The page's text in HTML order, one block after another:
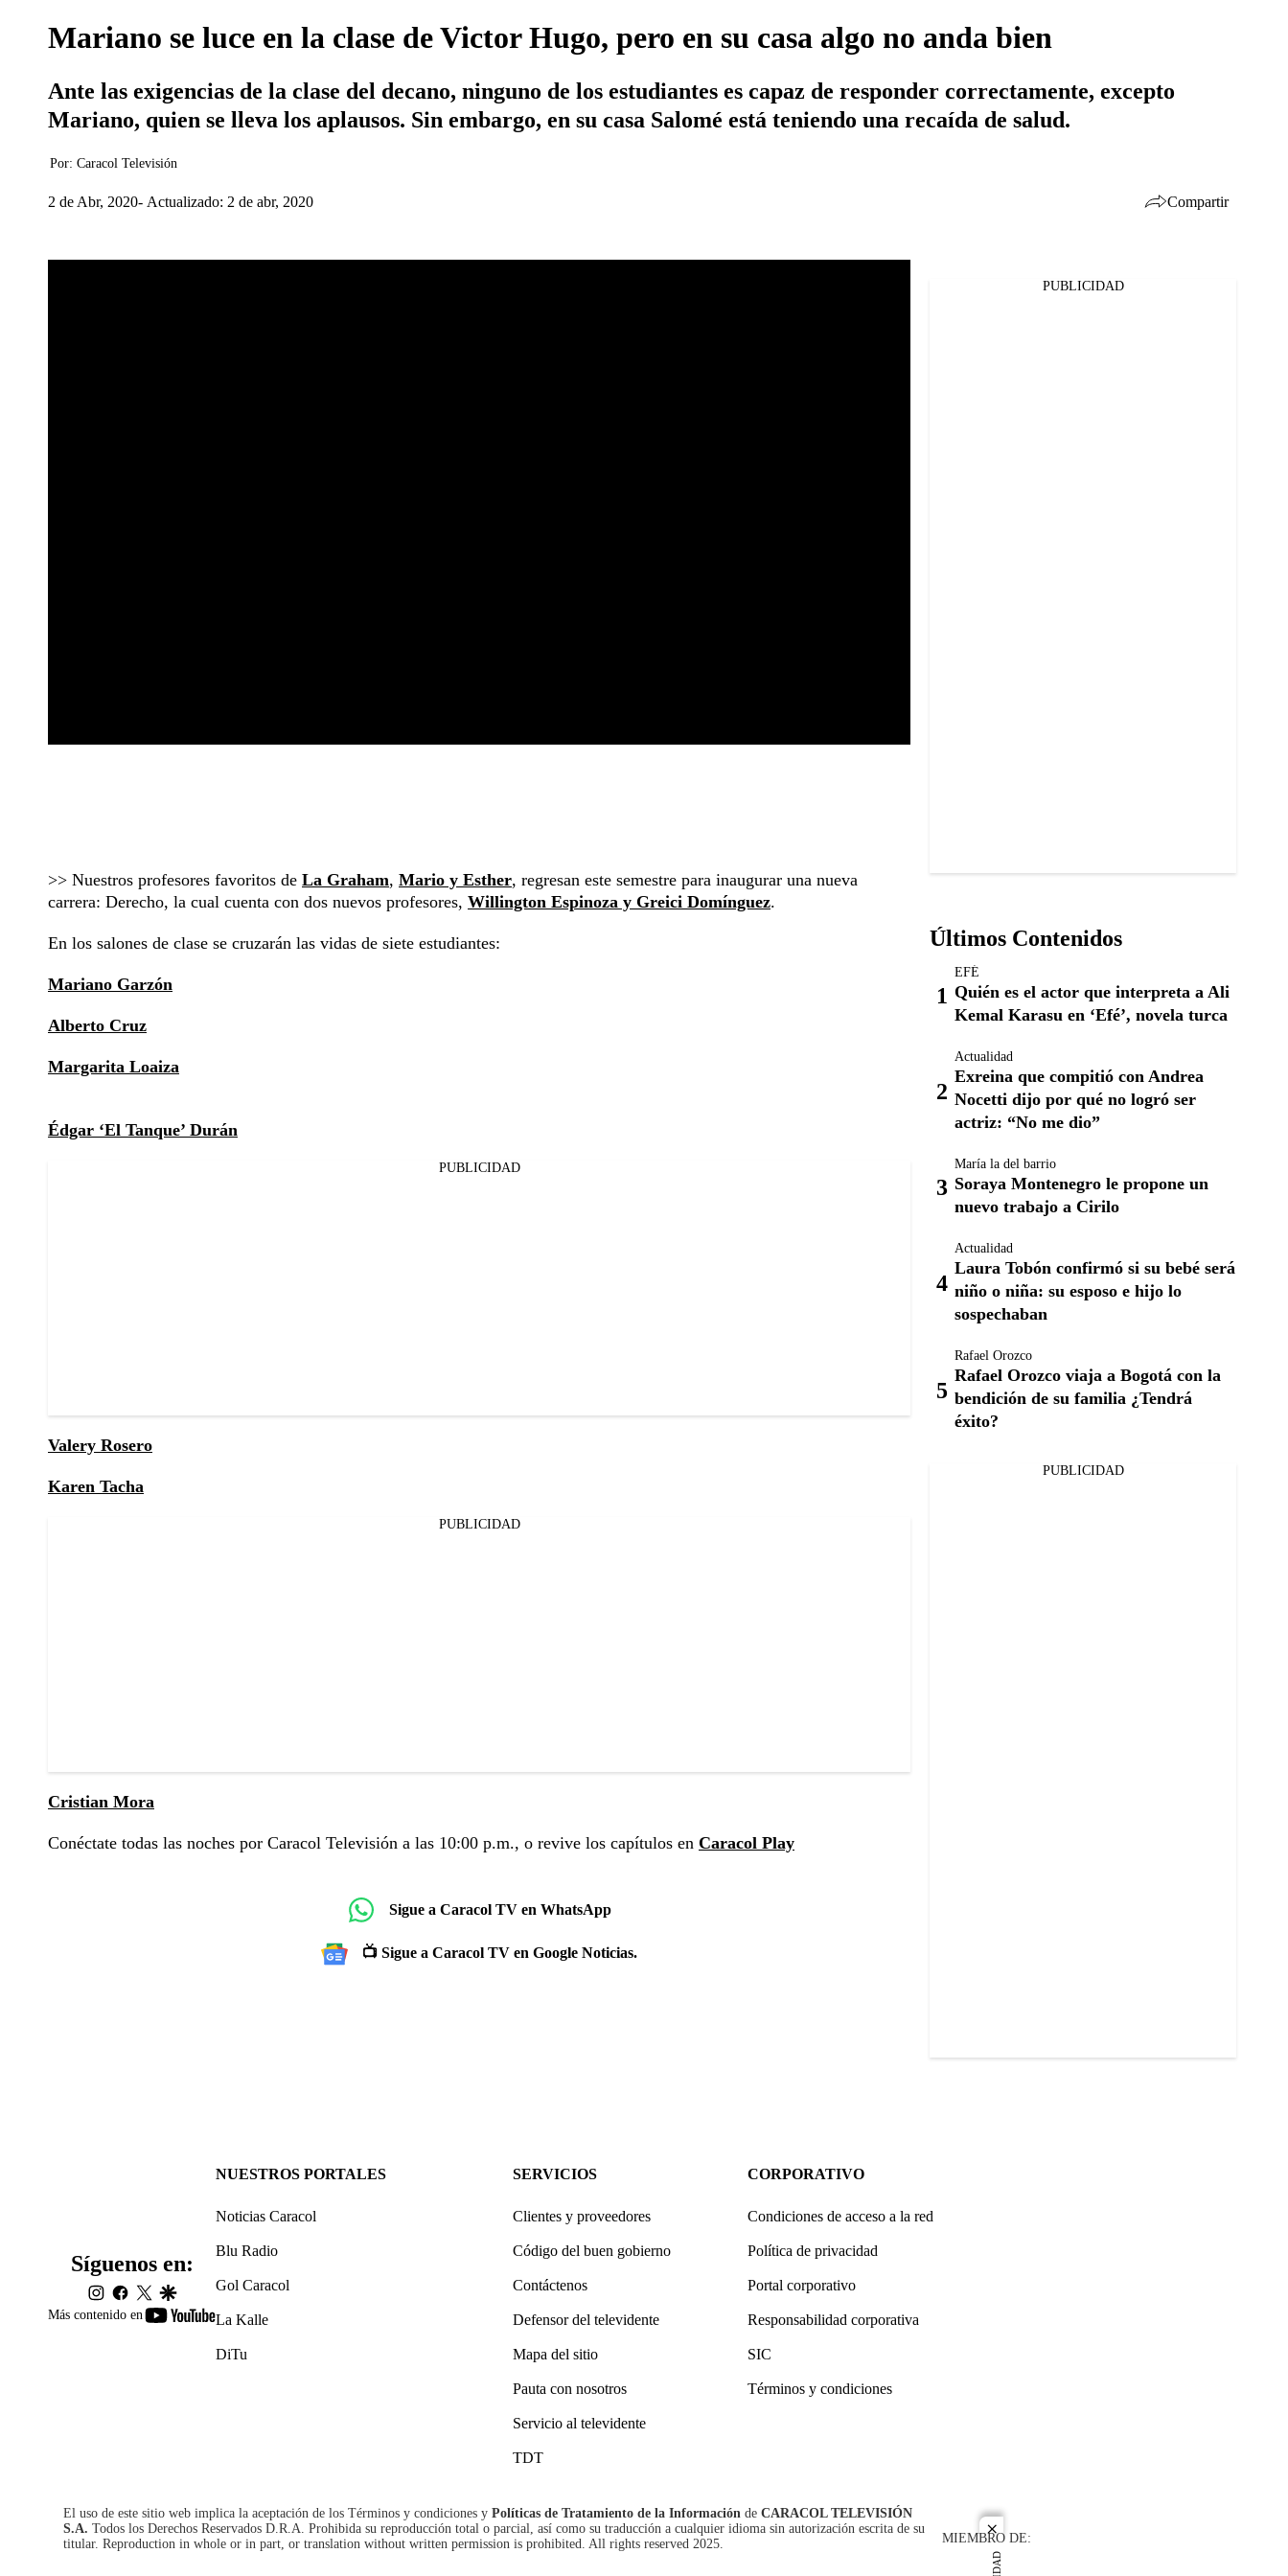
close
Mariano se luce en la clase de Victor Hugo, pero en su casa algo no anda bien
Ante las exigencias de la clase del decano, ninguno de los estudiantes es capaz de responder correctamente, excepto
Mariano, quien se lleva los aplausos. Sin embargo, en su casa Salomé está teniendo una recaída de salud.
Por: Caracol Televisión
2 de Abr, 2020 Actualizado: 2 de abr, 2020 Compartir
>> Nuestros profesores favoritos de La Graham, Mario y Esther, regresan este semestre para inaugurar una nueva
carrera: Derecho, la cual cuenta con dos nuevos profesores, Willington Espinoza y Greici Domínguez.
En los salones de clase se cruzarán las vidas de siete estudiantes:
Mariano Garzón
Alberto Cruz
Margarita Loaiza
Édgar ‘El Tanque’ Durán
PUBLICIDAD
Valery Rosero
Karen Tacha
PUBLICIDAD
Cristian Mora
Conéctate todas las noches por Caracol Televisión a las 10:00 p.m., o revive los capítulos en Caracol Play
Sigue a Caracol TV en WhatsApp
📺 Sigue a Caracol TV en Google Noticias.
PUBLICIDAD
Últimos Contenidos
EFÉ
Quién es el actor que interpreta a Ali
Kemal Karasu en ‘Efé’, novela turca
Actualidad
Exreina que compitió con Andrea
Nocetti dijo por qué no logró ser
actriz: “No me dio”
María la del barrio
Soraya Montenegro le propone un
nuevo trabajo a Cirilo
Actualidad
Laura Tobón confirmó si su bebé será
niño o niña: su esposo e hijo lo
sospechaban
Rafael Orozco
Rafael Orozco viaja a Bogotá con la
bendición de su familia ¿Tendrá
éxito?
PUBLICIDAD
Más contenido en
youtube-
Síguenos en:
instagram
facebook
twittergoogle
NUESTROS PORTALES
Noticias Caracol
Blu Radio
Gol Caracol
La Kalle
DiTu
SERVICIOS
Clientes y proveedores
Código del buen gobierno
Contáctenos
Defensor del televidente
Mapa del sitio
Pauta con nosotros
Servicio al televidente
TDT
CORPORATIVO
Condiciones de acceso a la red
Política de privacidad
Portal corporativo
Responsabilidad corporativa
SIC
Términos y condiciones
El uso de este sitio web implica la aceptación de los Términos y condiciones y Políticas de Tratamiento de la Información de CARACOL TELEVISIÓN
S.A. Todos los Derechos Reservados D.R.A. Prohibida su reproducción total o parcial, así como su traducción a cualquier idioma sin autorización escrita de su
titular. Reproduction in whole or in part, or translation without written permission is prohibited. All rights reserved 2025.
MIEMBRO DE: